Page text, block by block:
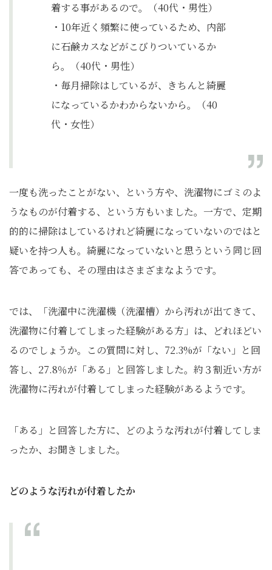
着する事があるので。（40代・男性）
・10年近く頻繁に使っているため、内部
に石鹸カスなどがこびりついているか
ら。（40代・男性）
・毎月掃除はしているが、きちんと綺麗
になっているかわからないから。（40
代・女性）
一度も洗ったことがない、という方や、洗濯物にゴミのよ
うなものが付着する、という方もいました。一方で、定期
的的に掃除はしているけれど綺麗になっていないのではと
疑いを持つ人も。綺麗になっていないと思うという同じ回
答であっても、その理由はさまざまなようです。
では、「洗濯中に洗濯機（洗濯槽）から汚れが出てきて、
洗濯物に付着してしまった経験がある方」は、どれほどい
るのでしょうか。この質問に対し、72.3%が「ない」と回
答し、27.8％が「ある」と回答しました。約３割近い方が
洗濯物に汚れが付着してしまった経験があるようです。
「ある」と回答した方に、どのような汚れが付着してしま
ったか、お聞きしました。
どのような汚れが付着したか